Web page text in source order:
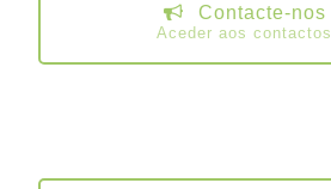
Contacte-nos
Aceder aos contactos